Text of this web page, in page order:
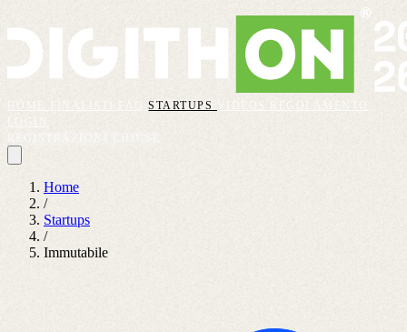
FAQSTARTUPS VIDEOS
REGOLAMENTO
Home
/
Startups
/
Immutabile